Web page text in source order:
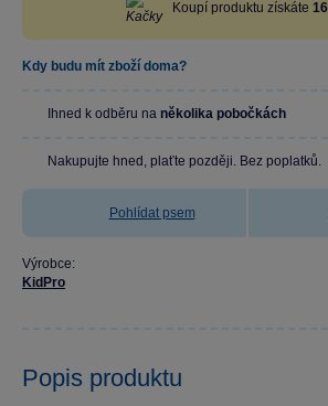
Koupí produktu získáte 16
Kdy budu mít zboží doma?
Ihned k odběru na několika pobočkách
Nakupujte hned, plaťte později. Bez poplatků.
Pohlídat psem
Výrobce:
KidPro
Popis produktu